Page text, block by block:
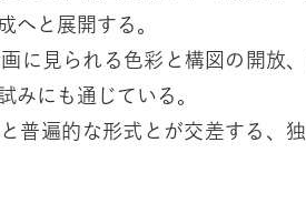
へと展開する。
に見られる色彩と構図の開放
みにも通じている。
普遍的な形式とが交差する、